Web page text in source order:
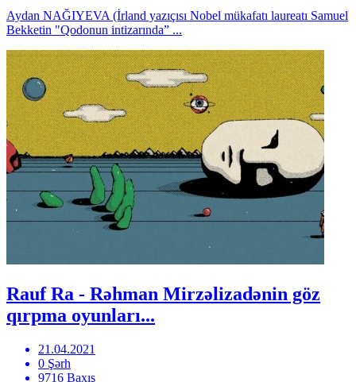
Aydan NAĞIYEVA (İrland yazıçısı Nobel mükafatı laureatı Samuel
Bekketin "Qodonun intizarında” ...
Rauf Ra - Rəhman Mirzəlizadənin göz
qırpma oyunları...
21.04.2021
0 Şərh
9716 Baxış